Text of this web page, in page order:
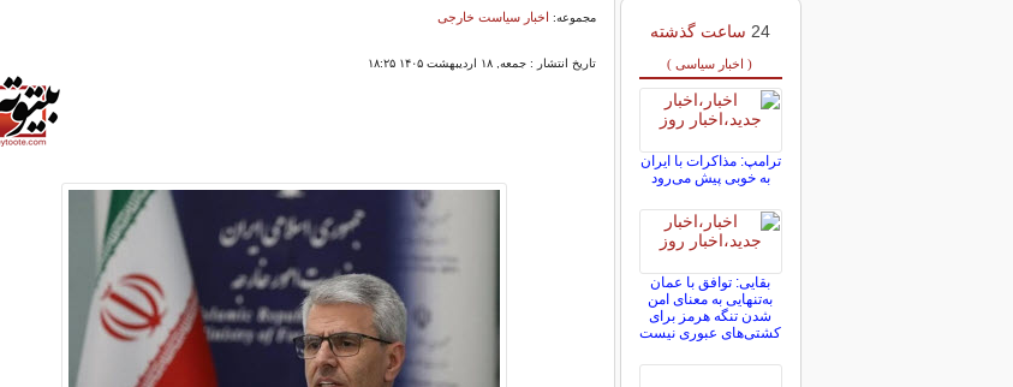
مجموعه: اخبار سیاست خارجی
تاریخ انتشار : جمعه, ۱۸ اردیبهشت ۱۴۰۵ ۱۸:۲۵
24 ساعت گذشته
( اخبار سیاسی )
ترامپ: مذاکرات با ایران
به خوبی پیش می‌رود
بقایی: توافق با عمان
به‌تنهایی به معنای امن
شدن تنگه هرمز برای
کشتی‌های عبوری نیست